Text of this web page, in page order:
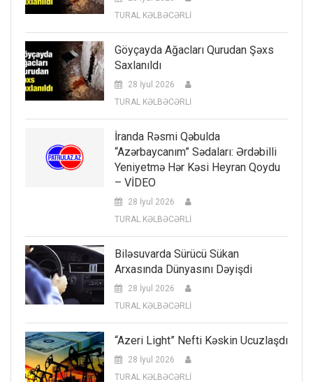
TURAL KƏLBƏCƏRLİ
Göyçayda Ağacları Qurudan Şəxs
Saxlanıldı
28 İyul 2026
TURAL KƏLBƏCƏRLİ
İranda Rəsmi Qəbulda
“Azərbaycanım” Sədaları: Ərdəbilli
Yeniyetmə Hər Kəsi Heyran Qoydu
– VİDEO
28 İyul 2026
TURAL KƏLBƏCƏRLİ
Biləsuvarda Sürücü Sükan
Arxasında Dünyasını Dəyişdi
28 İyul 2026
TURAL KƏLBƏCƏRLİ
“Azeri Light” Nefti Kəskin Ucuzlaşdı
28 İyul 2026
TURAL KƏLBƏCƏRLİ